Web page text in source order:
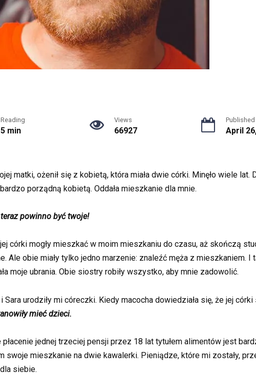
Reading
5 min
Views
66927 April
matki, ożenił się z kobietą, która miała dwie córki. Minęło wiele lat.
porządną kobietą. Oddała mieszkanie dla mnie.
powinno być twoje!
córki mogły mieszkać w moim mieszkaniu do czasu, aż skończą
Ale obie miały tylko jedno marzenie: znaleźć męża z mieszkaniem. I
moje ubrania. Obie siostry robiły wszystko, aby mnie zadowolić.
urodziły mi córeczki. Kiedy macocha dowiedziała się, że jej
mieć dzieci.
płacenie jednej trzeciej pensji przez 18 lat tytułem alimentów jest
swoje mieszkanie na dwie kawalerki. Pieniądze, które mi zostały,
siebie.